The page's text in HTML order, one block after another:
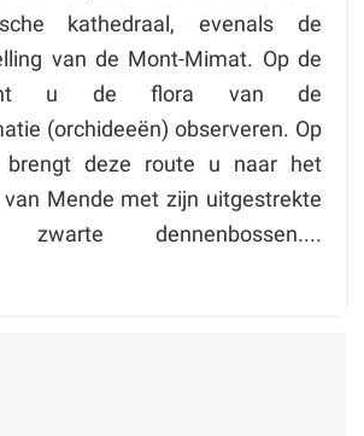
kathedraal, evenals de
van de Mont-Mimat. Op de
u de flora van de
(orchideeën) observeren. Op
brengt deze route u naar het
Mende met zijn uitgestrekte
zwarte dennenbossen....